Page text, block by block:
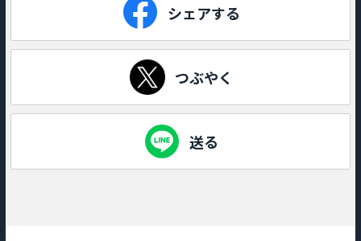
シェアする
つぶやく
送る